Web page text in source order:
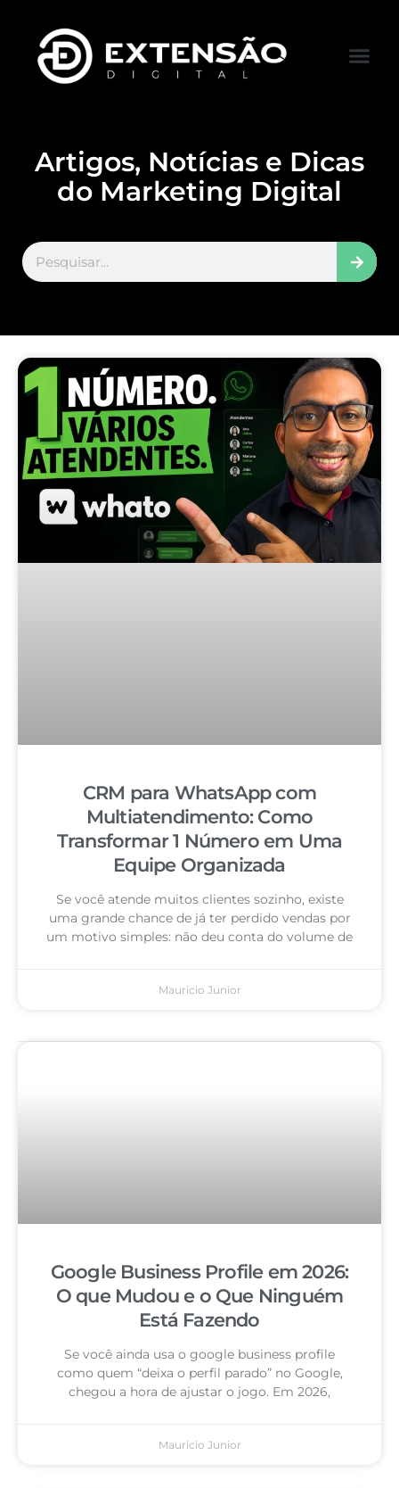
Artigos, Notícias e Dicas
do Marketing Digital
CRM para WhatsApp com
Multiatendimento: Como
Transformar 1 Número em Uma
Equipe Organizada
Se você atende muitos clientes sozinho, existe
uma grande chance de já ter perdido vendas por
um motivo simples: não deu conta do volume de
Mauricio Junior
Google Business Profile em 2026:
O que Mudou e o Que Ninguém
Está Fazendo
Se você ainda usa o google business profile
como quem “deixa o perfil parado” no Google,
chegou a hora de ajustar o jogo. Em 2026,
Mauricio Junior